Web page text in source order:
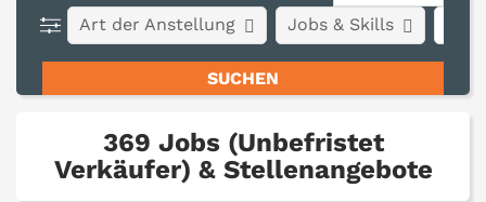
Art der Anstellung Jobs & Skills
369 Jobs (Unbefristet
Verkäufer) & Stellenangebote